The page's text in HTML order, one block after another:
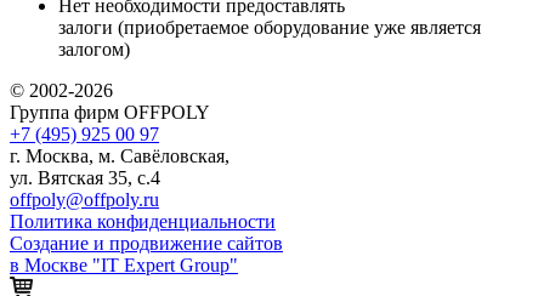
Нет необходимости предоставлять
залоги (приобретаемое оборудование уже является
залогом)
© 2002-2026
Группа фирм OFFPOLY
+7 (495) 925 00 97
г. Москва, м. Савёловская,
ул. Вятская 35, с.4
offpoly@offpoly.ru
Политика конфиденциальности
Создание и продвижение сайтов
в Москве "IT Expert Group"